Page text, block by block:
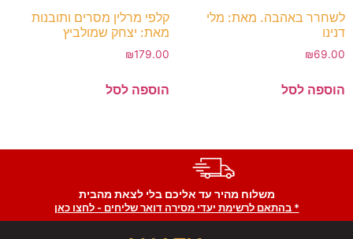
לשחרר באהבה. מאת: מלי
דנינו
₪69.00
הוספה לסל
קלפי מרלין מסרים ותובנות
מאת: יצחק שמולביץ
₪179.00
הוספה לסל
משלוח מהיר עד אליכם בלי לצאת מהבית
* בהתאם לרשימת יעדי מסירה דואר שליחים - לחצו כאן